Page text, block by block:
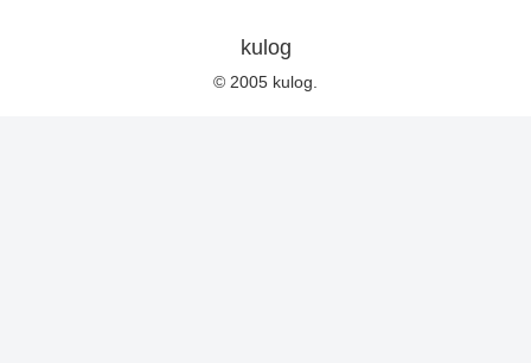
kulog
© 2005 kulog.